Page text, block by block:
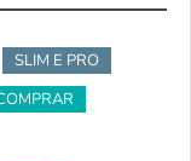
SLIM E PRO